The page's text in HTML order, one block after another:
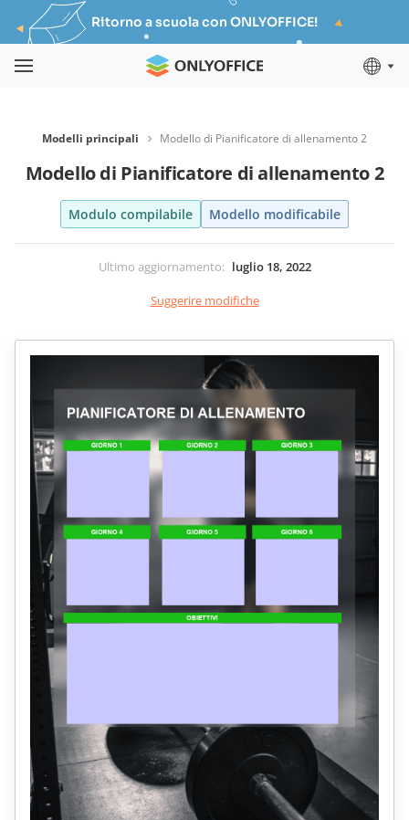
Ritorno a scuola con ONLYOFFICE!
Modelli principali Modello di Pianificatore di allenamento 2
Modello di Pianificatore di allenamento 2
Modulo compilabile Modello modificabile
Ultimo aggiornamento: luglio 18, 2022
Suggerire modifiche